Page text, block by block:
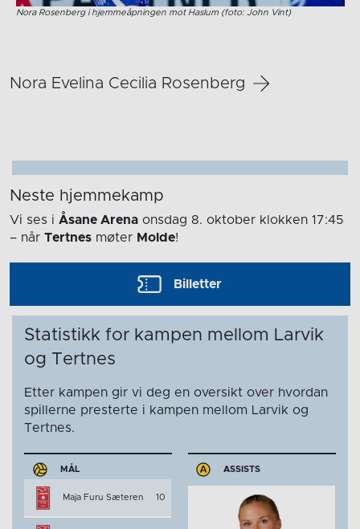
Nora Rosenberg i hjemmeåpningen mot Haslum (foto: John Vint)
Nora Evelina Cecilia Rosenberg
Neste hjemmekamp
Vi ses i Åsane Arena onsdag 8. oktober klokken 17:45
– når Tertnes møter Molde!
Billetter
Statistikk for kampen mellom Larvik
og Tertnes
Etter kampen gir vi deg en oversikt over hvordan
spillerne presterte i kampen mellom Larvik og
Tertnes.
MÅL
Maja Furu Sæteren 10
ASSISTS